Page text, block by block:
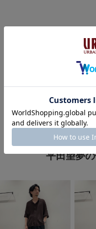
#初夏コーデ
#きれいめ
平田望夢